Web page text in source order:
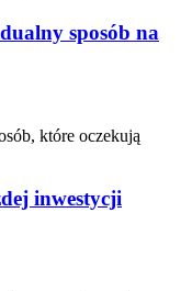
sposób na
które oczekują
inwestycji